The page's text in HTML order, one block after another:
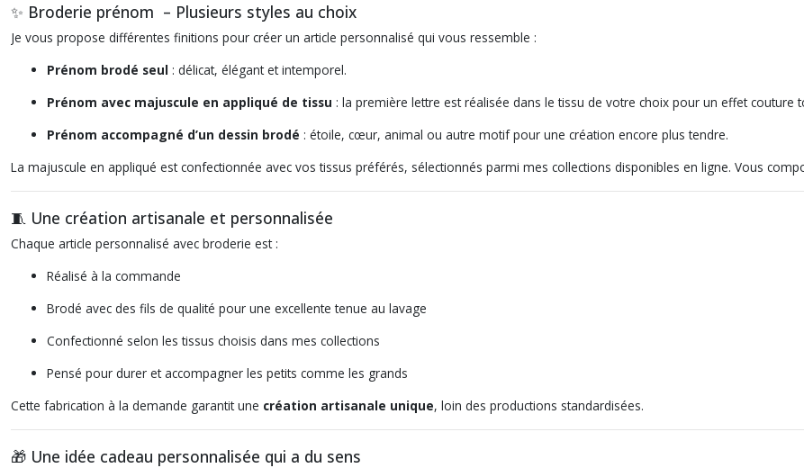
✨ Broderie prénom – Plusieurs styles au choix
Je vous propose différentes finitions pour créer un article personnalisé qui vous ressemble :
Prénom brodé seul : délicat, élégant et intemporel.
Prénom avec majuscule en appliqué de tissu : la première lettre est réalisée dans le tissu de votre choix pour un effet couture
Prénom accompagné d’un dessin brodé : étoile, cœur, animal ou autre motif pour une création encore plus tendre.
La majuscule en appliqué est confectionnée avec vos tissus préférés, sélectionnés parmi mes collections disponibles en ligne. Vous
🧵 Une création artisanale et personnalisée
Chaque article personnalisé avec broderie est :
Réalisé à la commande
Brodé avec des fils de qualité pour une excellente tenue au lavage
Confectionné selon les tissus choisis dans mes collections
Pensé pour durer et accompagner les petits comme les grands
Cette fabrication à la demande garantit une création artisanale unique, loin des productions standardisées.
🎁 Une idée cadeau personnalisée qui a du sens